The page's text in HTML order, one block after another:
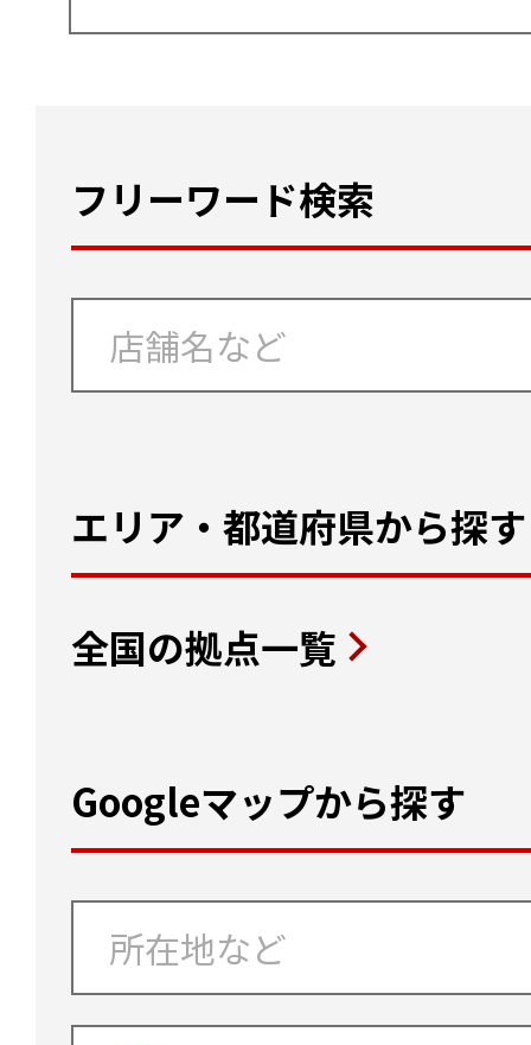
フリーワード検索
エリア・都道府県から探す
全国の拠点一覧
Googleマップから探す